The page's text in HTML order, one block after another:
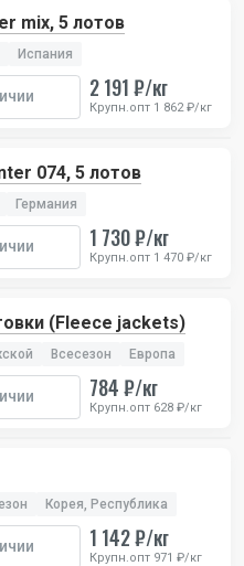
mix, 5 лотов
Испания
2 191 ₽/кг
Крупн.опт 1 862 ₽/кг
074, 5 лотов
Германия
1 730 ₽/кг
Крупн.опт 1 470 ₽/кг
(Fleece jackets)
Всесезон Европа
784 ₽/кг
Крупн.опт 628 ₽/кг
Корея, Республика
1 142 ₽/кг
Крупн.опт 971 ₽/кг